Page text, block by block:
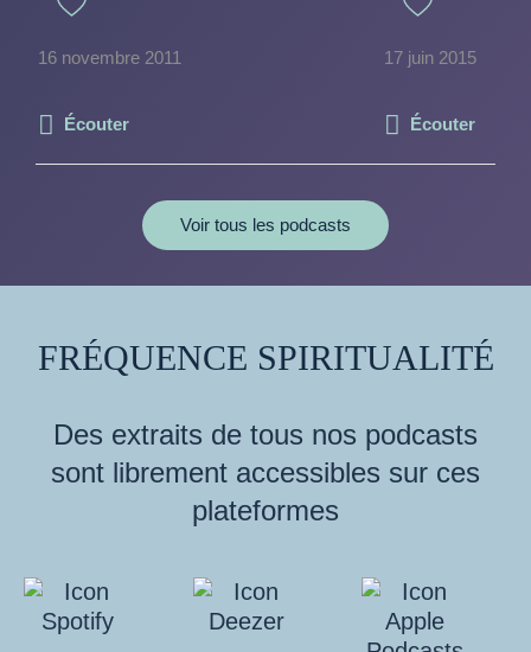
16 novembre 2011
Écouter
17 juin 2015
Écouter
Voir tous les podcasts
FRÉQUENCE SPIRITUALITÉ
Des extraits de tous nos podcasts
sont librement accessibles sur ces
plateformes